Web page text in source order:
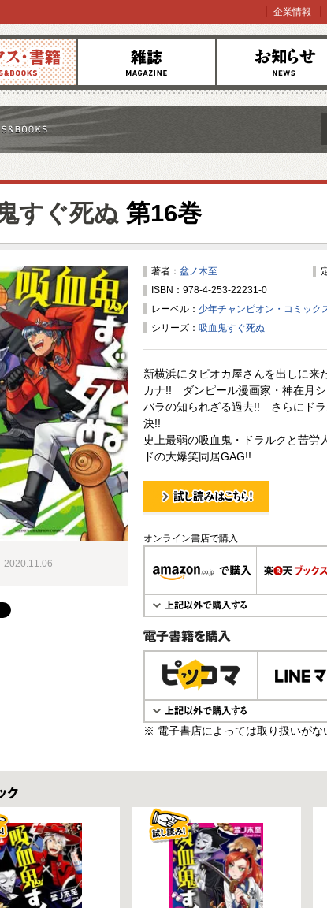
雑誌 お知らせ
企業情報
すぐ死ぬ 第16巻
著者： 盆ノ木至
ISBN：978-4-253-22231-0
レーベル： 少年チャンピオン・コミック
シリーズ： 吸血鬼すぐ死ぬ
新横浜にタピオカ屋さんを出しに来
カナ!! ダンピール漫画家・神在月
バラの知られざる過去!! さらにド
決!!
史上最弱の吸血鬼・ドラルクと苦労
ドの大爆笑同居GAG!!
オンライン書店で購入
電子書籍で購入
※ 電子書店によっては取り扱いがな
2020.11.06
ス